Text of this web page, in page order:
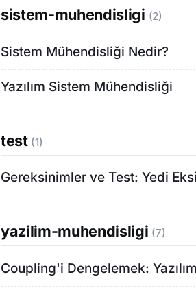
sistem-muhendisligi (2)
Sistem Mühendisliği Nedir?
Yazılım Sistem Mühendisliği
test (1)
Gereksinimler ve Test: Yedi
yazilim-muhendisligi (7)
Coupling'i Dengelemek: Yazılım